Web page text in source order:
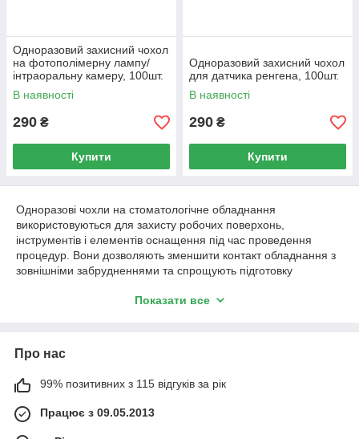
Одноразовий захисний чохол
на фотополімерну лампу/
інтраоральну камеру, 100шт.
В наявності
290 ₴
Купити
Одноразовий захисний чохол
для датчика ренгена, 100шт.
В наявності
290 ₴
Купити
Одноразові чохли на стоматологічне обладнання
використовуються для захисту робочих поверхонь,
інструментів і елементів оснащення під час проведення
процедур. Вони дозволяють зменшити контакт обладнання з
зовнішніми забрудненнями та спрощують підготовку
Чохли виготовляються з тонких, міцних матеріалів і
функціональність обладнання та зберігають доступ до органів
У категорії представлені одноразові чохли різних розмірів і
форматів, сумісні з поширеними типами стоматологічного
обладнання та аксесуарів. Вироби підбираються відповідно
до конструкції обладнання, габаритів і умов експлуатації.
Показати все
Про нас
99% позитивних з 115 відгуків за рік
Працює з 09.05.2013